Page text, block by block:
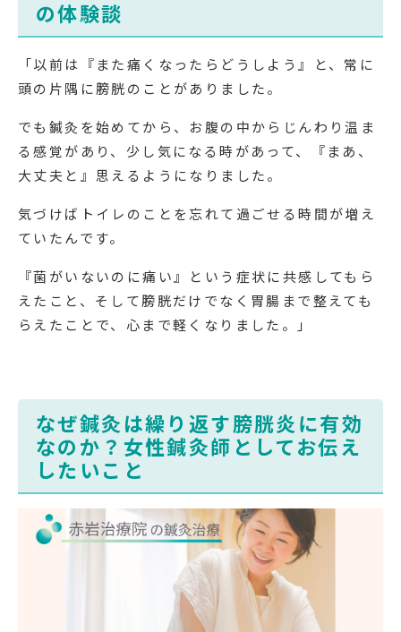
の体験談
「以前は『また痛くなったらどうしよう』と、常に
頭の片隅に膀胱のことがありました。
でも鍼灸を始めてから、お腹の中からじんわり温ま
る感覚があり、少し気になる時があって、『まあ、
大丈夫と』思えるようになりました。
気づけばトイレのことを忘れて過ごせる時間が増え
ていたんです。
『菌がいないのに痛い』という症状に共感してもら
えたこと、そして膀胱だけでなく胃腸まで整えても
らえたことで、心まで軽くなりました。」
なぜ鍼灸は繰り返す膀胱炎に有効
なのか？女性鍼灸師としてお伝え
したいこと